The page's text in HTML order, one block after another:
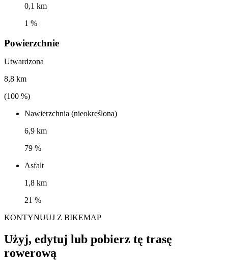
0,1 km
1 %
Powierzchnie
Utwardzona
8,8 km
(100 %)
Nawierzchnia (nieokreślona)
6,9 km
79 %
Asfalt
1,8 km
21 %
KONTYNUUJ Z BIKEMAP
Użyj, edytuj lub pobierz tę trasę
rowerową